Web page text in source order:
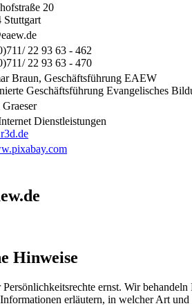
20
Stuttgart
22 93 63 - 462
22 93 63 - 470
Braun, Geschäftsführung EAEW
Geschäftsführung Evangelisches
Dienstleistungen
Hinweise
ernst. Wir
erläutern, in welcher Art